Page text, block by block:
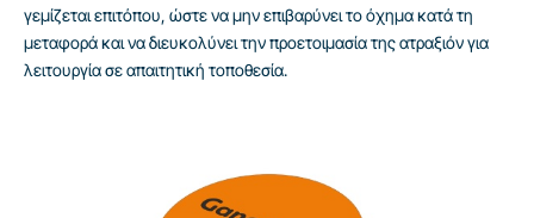
γεμίζεται επιτόπου, ώστε να μην επιβαρύνει το όχημα κατά τη
μεταφορά και να διευκολύνει την προετοιμασία της ατραξιόν για
λειτουργία σε απαιτητική τοποθεσία.